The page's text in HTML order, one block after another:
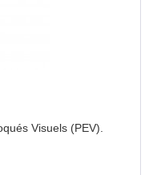
Visuels (PEV).